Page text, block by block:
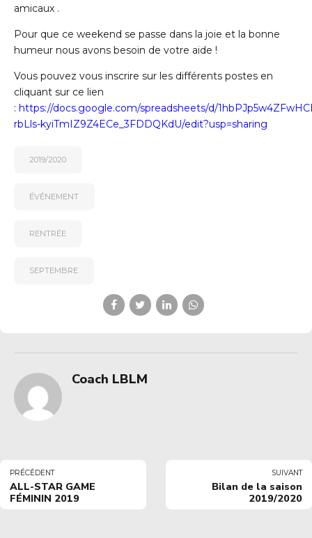
amicaux .
Pour que ce weekend se passe dans la joie et la bonne
humeur nous avons besoin de votre aide !
Vous pouvez vous inscrire sur les différents postes en
cliquant sur ce lien
: https://docs.google.com/spreadsheets/d/
rbLls-kyiTmIZ9Z4ECe_3FDDQKdU/edit?usp=sharing
2019/2020
ÉVÉNEMENT
RENTRÉE
SEPTEMBRE
Coach LBLM
PRÉCÉDENT
ALL-STAR GAME
FÉMININ 2019
SUIVANT
Bilan de la saison
2019/2020